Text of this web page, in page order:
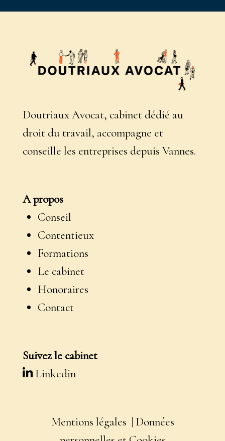
Doutriaux Avocat, cabinet dédié au
droit du travail, accompagne et
conseille les entreprises depuis Vannes.
A propos
Conseil
Contentieux
Formations
Le cabinet
Honoraires
Contact
Suivez le cabinet
Linkedin
Mentions légales | Données